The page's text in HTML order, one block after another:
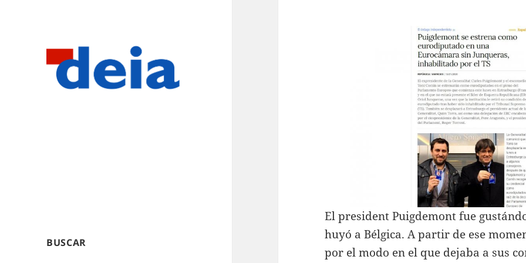
BUSCAR
El president Puigdemont fue
huyó a Bélgica. A partir de ese
por el modo en el que dejaba a sus